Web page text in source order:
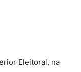
Eleitoral, na